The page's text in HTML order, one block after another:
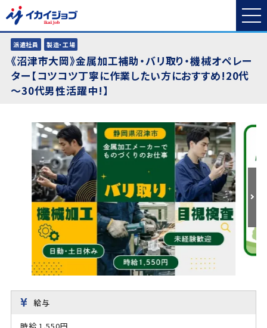
派遣社員 製造・工場
《沼津市大岡》金属加工補助・バリ取り・機械オペレー
ター【コツコツ丁寧に作業したい方におすすめ!20代
～30代男性活躍中!】
給与
時給 1,550円